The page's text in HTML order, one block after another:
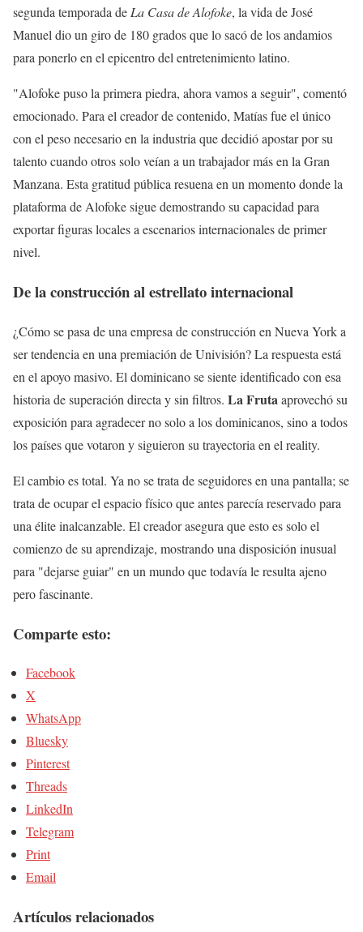
segunda temporada deLa Casa de Alofoke, la vida de José
Manuel dio un giro de 180 grados que lo sacó de los andamios
para ponerlo en el epicentro del entretenimiento latino.
"Alofoke puso la primera piedra, ahora vamos a seguir", comentó
emocionado. Para el creador de contenido, Matías fue el único
con el peso necesario en la industria que decidió apostar por su
talento cuando otros solo veían a un trabajador más en la Gran
Manzana. Esta gratitud pública resuena en un momento donde la
plataforma de Alofoke sigue demostrando su capacidad para
exportar figuras locales a escenarios internacionales de primer
nivel.
De la construcción al estrellato internacional
¿Cómo se pasa de una empresa de construcción en Nueva York a
ser tendencia en una premiación de Univisión? La respuesta está
en el apoyo masivo. El dominicano se siente identificado con esa
historia de superación directa y sin filtros. La Frutaaprovechó su
exposición para agradecer no solo a los dominicanos, sino a todos
los países que votaron y siguieron su trayectoria en el reality.
El cambio es total. Ya no se trata de seguidores en una pantalla; se
trata de ocupar el espacio físico que antes parecía reservado para
una élite inalcanzable. El creador asegura que esto es solo el
comienzo de su aprendizaje, mostrando una disposición inusual
para "dejarse guiar" en un mundo que todavía le resulta ajeno
pero fascinante.
Comparte esto:
Facebook
X
WhatsApp
Bluesky
Pinterest
Threads
LinkedIn
Telegram
Print
Email
Artículos relacionados